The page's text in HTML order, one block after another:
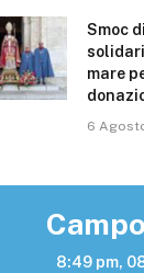
Smoc
mare
6
8:49 pm,